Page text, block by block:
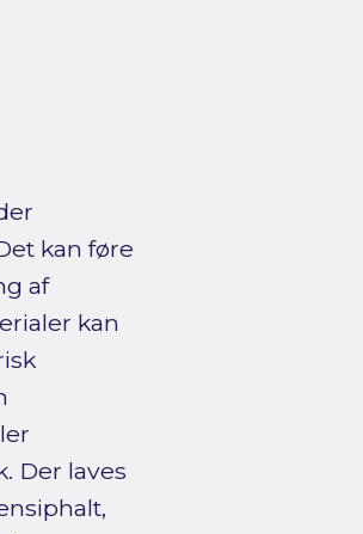
kan føre
af
kan
Der laves